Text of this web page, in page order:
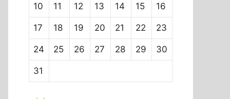
10 11 12 13 14 15 16
17 18 19 20 21 22 23
24 25 26 27 28 29 30
31